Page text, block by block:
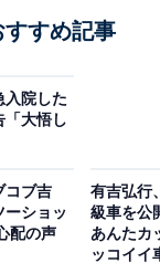
すめ記事
入院した
「大悟し
コブ吉
ーショッ
配の声
有吉弘行
級車を公
あんたカ
ッコイイ